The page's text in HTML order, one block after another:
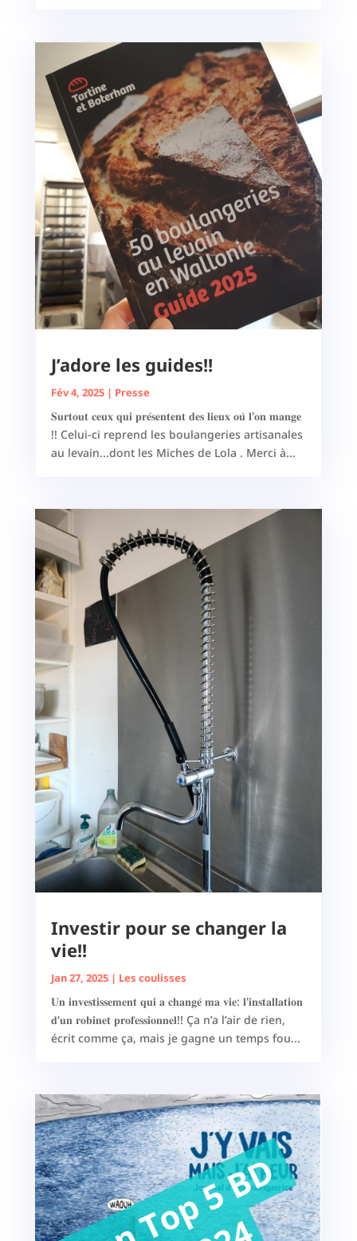
J’adore les guides!!
Fév 4, 2025| Presse
𝐒𝐮𝐫𝐭𝐨𝐮𝐭 𝐜𝐞𝐮𝐱 𝐪𝐮𝐢 𝐩𝐫𝐞́𝐬𝐞𝐧𝐭𝐞𝐧𝐭 𝐝𝐞𝐬 𝐥𝐢𝐞𝐮𝐱 𝐨𝐮̀ 𝐥'𝐨𝐧 𝐦𝐚𝐧𝐠𝐞
!! Celui-ci reprend les boulangeries artisanales
au levain...dont les Miches de Lola . Merci à...
Investir pour se changer la
vie!!
Jan 27, 2025| Les coulisses
𝐔𝐧 𝐢𝐧𝐯𝐞𝐬𝐭𝐢𝐬𝐬𝐞𝐦𝐞𝐧𝐭 𝐪𝐮𝐢 𝐚 𝐜𝐡𝐚𝐧𝐠𝐞́ 𝐦𝐚 𝐯𝐢𝐞: 𝐥'𝐢𝐧𝐬𝐭𝐚𝐥𝐥𝐚𝐭𝐢𝐨𝐧
𝐝'𝐮𝐧 𝐫𝐨𝐛𝐢𝐧𝐞𝐭 𝐩𝐫𝐨𝐟𝐞𝐬𝐬𝐢𝐨𝐧𝐧𝐞𝐥!! Ça n’a l’air de rien,
écrit comme ça, mais je gagne un temps fou...